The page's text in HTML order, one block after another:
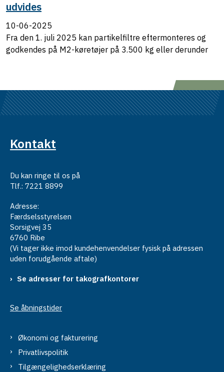
udvides
10-06-2025
Fra den 1. juli 2025 kan partikelfiltre eftermonteres og
godkendes på M2-køretøjer på 3.500 kg eller derunder
Kontakt
Du kan ringe til os på
Tlf.: 7221 8899
Adresse:
Færdselsstyrelsen
Sorsigvej 35
6760 Ribe
(Vi tager ikke imod kundehenvendelser fysisk på adressen
uden forudgående aftale)
Se adresser for takografkontorer
Se åbningstider
Økonomi og fakturering
Privatlivspolitik
Tilgængelighedserklæring